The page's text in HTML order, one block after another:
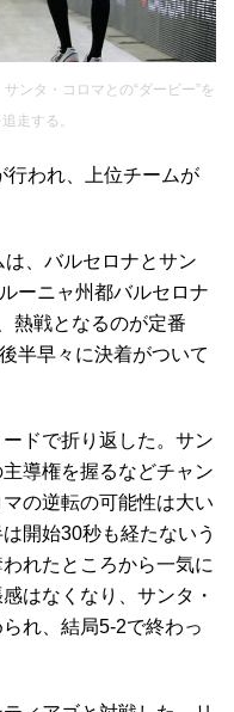
走する。
ーニャ州都バルセロナ
熱戦となるのが定番
半早々に決着がついて
導権を握るなどチャン
の逆転の可能性は大い
開始30秒も経たないう
れたところから一気に
はなくなり、サンタ・
れ、結局5-2で終わっ